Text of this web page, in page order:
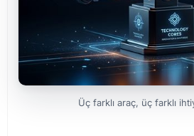
Üç farklı araç, üç farklı